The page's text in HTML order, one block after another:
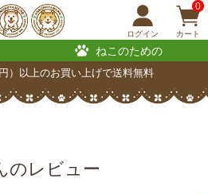
ログイン
0
カート
ねこのための
）以上のお買い上げで送料無料
のレビュー